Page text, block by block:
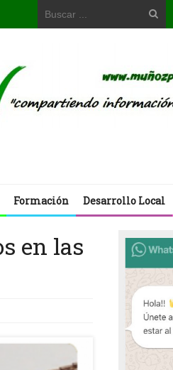
Formación Desarrollo Local
en las